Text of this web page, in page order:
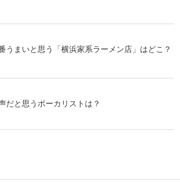
うまいと思う「横浜家系ラーメン店」はどこ？
だと思うボーカリストは？